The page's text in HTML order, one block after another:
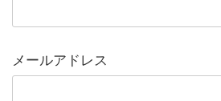
メールアドレス